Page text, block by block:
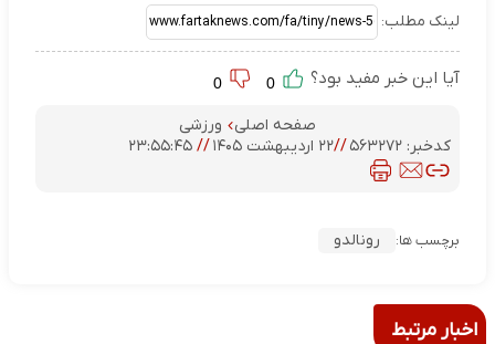
لینک مطلب:
آیا این خبر مفید بود؟
صفحه اصلی
ورزشی
کدخبر: ۵۶۳۲۷۲ //۲۲ اردیبهشت ۱۴۰۵ // ۲۳:۵۵:۴۵
برچسب ها: رونالدو
اخبار مرتبط